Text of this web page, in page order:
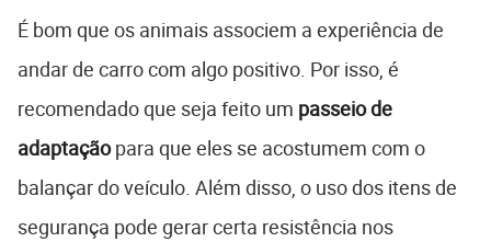
É bom que os animais associem a experiência de
andar de carro com algo positivo. Por isso, é
recomendado que seja feito um passeio de
adaptaçãopara que eles se acostumem com o
balançar do veículo. Além disso, o uso dos itens de
segurança pode gerar certa resistência nos